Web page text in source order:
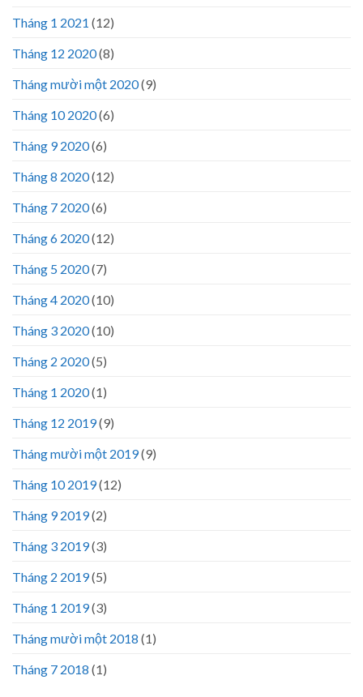
Tháng 1 2021 (12)
Tháng 12 2020(8)
Tháng mười một 2020(9)
Tháng 10 2020(6)
Tháng 9 2020(6)
Tháng 8 2020(12)
Tháng 7 2020(6)
Tháng 6 2020(12)
Tháng 5 2020(7)
Tháng 4 2020(10)
Tháng 3 2020(10)
Tháng 2 2020(5)
Tháng 1 2020(1)
Tháng 12 2019(9)
Tháng mười một 2019(9)
Tháng 10 2019(12)
Tháng 9 2019(2)
Tháng 3 2019(3)
Tháng 2 2019(5)
Tháng 1 2019(3)
Tháng mười một 2018 (1)
Tháng 7 2018 (1)